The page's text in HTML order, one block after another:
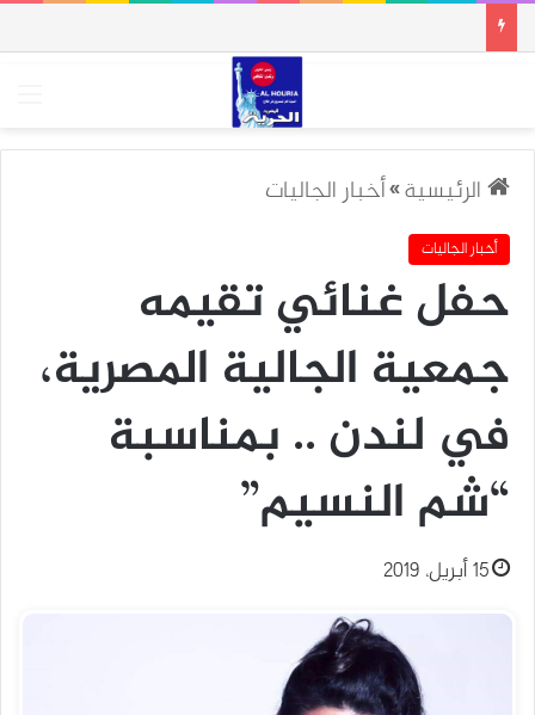
الرئيسية»أخبار الجاليات
أخبار الجاليات
حفل غنائي تقيمه
جمعية الجالية المصرية،
في لندن .. بمناسبة
“شم النسيم”
15 أبريل، 2019